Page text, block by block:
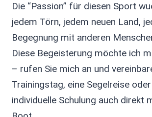
Die “Passion” für diesen Sport
jedem Törn, jedem neuen Land,
Begegnung mit anderen
Diese Begeisterung möchte ich
– rufen Sie mich an und
Trainingstag, eine Segelreise
individuelle Schulung auch direkt